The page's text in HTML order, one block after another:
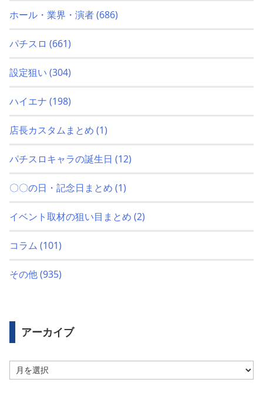
ホール・業界・演者(686)
パチスロ (661)
設定狙い (304)
ハイエナ (198)
店長カスタムまとめ (1)
パチスロキャラの誕生日 (12)
〇〇の日・記念日まとめ (1)
イベント取材の狙い目まとめ (2)
コラム (101)
その他(935)
アーカイブ
ー